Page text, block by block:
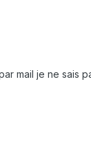
mail je ne sais